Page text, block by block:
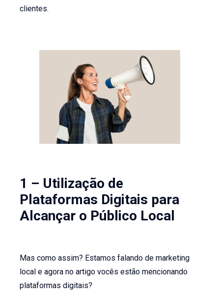
clientes.
1 – Utilização de
Plataformas Digitais para
Alcançar o Público Local
Mas como assim? Estamos falando de marketing
local e agora no artigo vocês estão mencionando
plataformas digitais?